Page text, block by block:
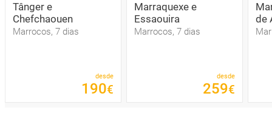
Tânger e
Chefchaouen
Marrocos, 7 dias
desde
190€
Marraquexe e
Essaouira
Marrocos, 7 dias
desde
259€
de